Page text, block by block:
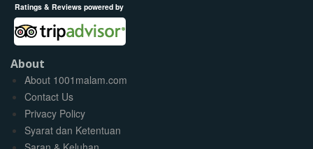
Ratings & Reviews powered by
About
About 1001malam.com
Contact Us
Privacy Policy
Syarat dan Ketentuan